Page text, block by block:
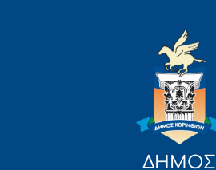
ΔΗΜΟΣ